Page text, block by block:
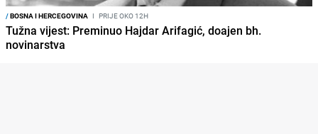
/BOSNA I HERCEGOVINA I PRIJE OKO 12H
Tužna vijest: Preminuo Hajdar Arifagić, doajen bh.
novinarstva